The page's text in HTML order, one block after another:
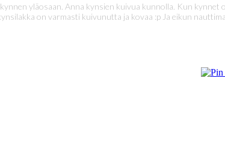
yläosaan. Anna kynsien kuivua kunnolla. Kun
on varmasti kuivunutta ja kovaa :p Ja eikun